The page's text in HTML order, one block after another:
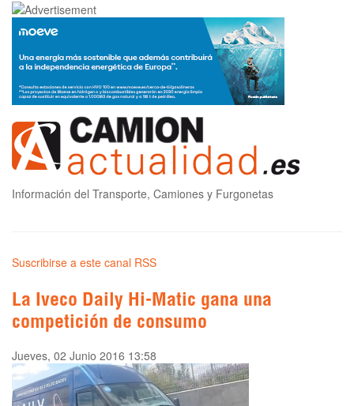
Información del Transporte, Camiones y Furgonetas
Suscribirse a este canal RSS
La Iveco Daily Hi-Matic gana una
competición de consumo
Jueves, 02 Junio 2016 13:58